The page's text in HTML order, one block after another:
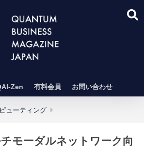
Zen 有料会員 お問い合わせ
ューティング
モーダルネットワーク向